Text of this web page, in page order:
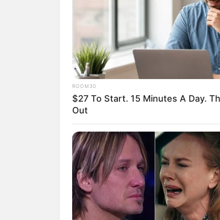
Sosok Chant Felicia menarik
tanah air. Adik dari aktris Baby
bakat di dunia entertainment.
Walaupun masih baru, ia sudah
menjadi bintang tamu di sintron Jodoh
Tidak hanya itu, kecantikan dan tubuh
banyak nitizen yang beranggapan
Popularitasnya semakin meroket sejak
familiar dengan Chant Felicia, yuk
Baca juga:10 Pesona Aurelie
1. Bukan nama asli, ia
ROOM30
$27 To Start. 15 Minutes A Day.
Out